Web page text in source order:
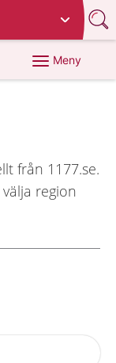
Meny
från 1177.se.
region